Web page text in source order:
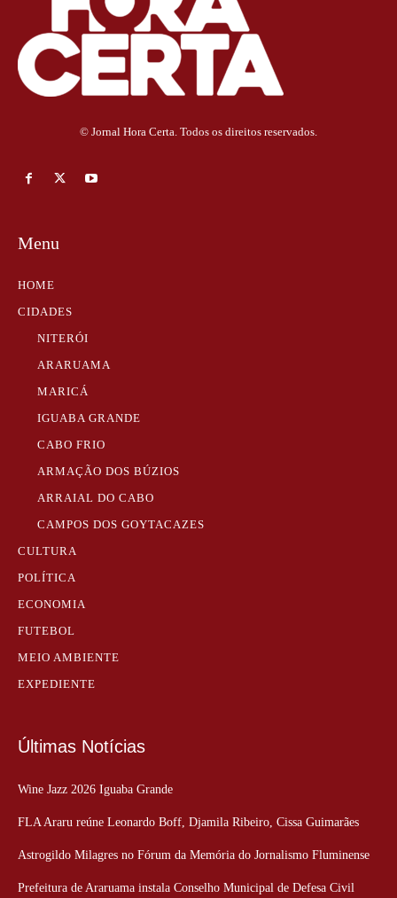
© Jornal Hora Certa. Todos os direitos reservados.
Menu
HOME
CIDADES
NITERÓI
ARARUAMA
MARICÁ
IGUABA GRANDE
CABO FRIO
ARMAÇÃO DOS BÚZIOS
ARRAIAL DO CABO
CAMPOS DOS GOYTACAZES
CULTURA
POLÍTICA
ECONOMIA
FUTEBOL
MEIO AMBIENTE
EXPEDIENTE
Últimas Notícias
Wine Jazz 2026 Iguaba Grande
FLA Araru reúne Leonardo Boff, Djamila Ribeiro, Cissa Guimarães
Astrogildo Milagres no Fórum da Memória do Jornalismo Fluminense
Prefeitura de Araruama instala Conselho Municipal de Defesa Civil